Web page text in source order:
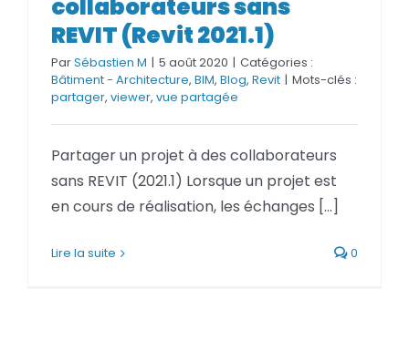
2021.1)
collaborateurs sans
REVIT (Revit 2021.1)
ParSébastien M | 5 août 2020 | Catégories :
Bâtiment - Architecture, BIM, Blog, Revit | Mots-clés :
partager, viewer, vue partagée
Partager un projet à des collaborateurs
sans REVIT (2021.1) Lorsque un projet est
en cours de réalisation, les échanges [...]
Lire la suite 0